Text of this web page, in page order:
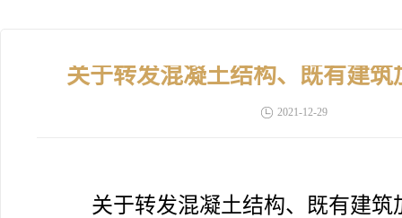
关于转发混凝土结构、既有建
2021-12-29
关于转发混凝土结构、既有建